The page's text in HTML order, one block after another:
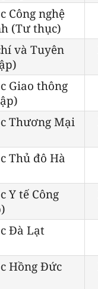
Công nghệ
(Tư thục)
và Tuyên
Giao thông
Thương Mại
Thủ đô Hà
Y tế Công
Đà Lạt
Hồng Đức